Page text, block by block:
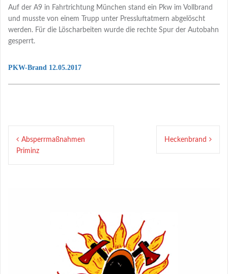
Auf der A9 in Fahrtrichtung München stand ein Pkw im Vollbrand
und musste von einem Trupp unter Pressluftatmern abgelöscht
werden. Für die Löscharbeiten wurde die rechte Spur der Autobahn
gesperrt.
PKW-Brand 12.05.2017
Beitragsnavigation
Absperrmaßnahmen
Priminz
Heckenbrand